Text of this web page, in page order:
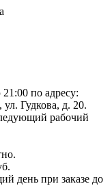
по адресу:
Гудкова, д. 20.
рабочий
день при заказе до